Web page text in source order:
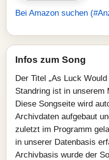
Bei Amazon suchen
Infos zum Song
Der Titel „As Luck
Standring ist in unserem
Diese Songseite wird
Archivdaten aufgebaut
zuletzt im Programm
in unserer Datenbasis
Archivbasis wurde der